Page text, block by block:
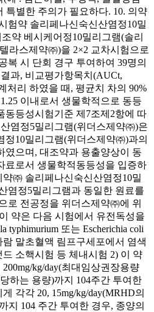
특별한 주의가 필요하다. 10. 의약
험약 솔리페나신숙신산염정10밀
약 베시케어정10밀리그램(솔리
라스제약㈜)을 2×2 교차시험으로
복 시 단회 경구 투여하여 39명의
과, 비교평가항목치(AUCt,
처리 하였을 때, 평균치 차의 90%
이내로서 생물학적으로 동등
동등성시험기준 제7조제2항에 따
염정5밀리그램(위더스제약㈜)은
10밀리그램(위더스제약㈜)과의
였으며, 대조약과 용출양상이 동
료로서 생물학적동등성을 입증하
㈜ 솔리페나신숙신산염정10밀
염정5밀리그램과 동일한 원료를
로 전공정을 위더스제약㈜에 위
약은 다음 시험에서 유전독성을
typhimurium 또는 Escherichia coli
말초혈액 림프구세포에서 염색
소핵시험 등 체내시험 2) 이 약
kg/day(최대임상권장용량
하는 용량)까지 104주간 투여한
각각 20, 15mg/kg/day(MRHD의
지 104 주간 투여한 경우, 종양의